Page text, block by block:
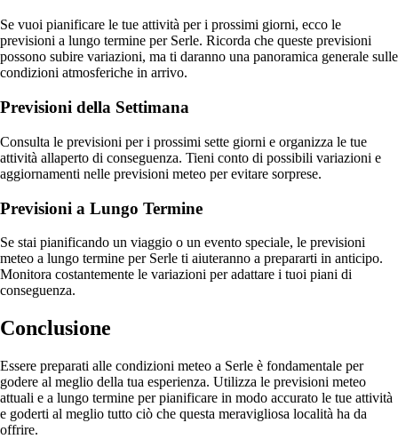
Se vuoi pianificare le tue attività per i prossimi giorni, ecco le
previsioni a lungo termine per Serle. Ricorda che queste previsioni
possono subire variazioni, ma ti daranno una panoramica generale sulle
condizioni atmosferiche in arrivo.
Previsioni della Settimana
Consulta le previsioni per i prossimi sette giorni e organizza le tue
attività allaperto di conseguenza. Tieni conto di possibili variazioni e
aggiornamenti nelle previsioni meteo per evitare sorprese.
Previsioni a Lungo Termine
Se stai pianificando un viaggio o un evento speciale, le previsioni
meteo a lungo termine per Serle ti aiuteranno a prepararti in anticipo.
Monitora costantemente le variazioni per adattare i tuoi piani di
conseguenza.
Conclusione
Essere preparati alle condizioni meteo a Serle è fondamentale per
godere al meglio della tua esperienza. Utilizza le previsioni meteo
attuali e a lungo termine per pianificare in modo accurato le tue attività
e goderti al meglio tutto ciò che questa meravigliosa località ha da
offrire.